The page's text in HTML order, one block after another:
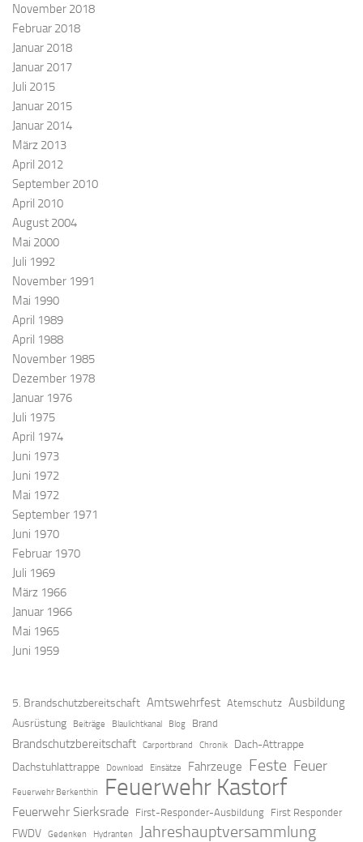
November 2018
Februar 2018
Januar 2018
Januar 2017
Juli 2015
Januar 2015
Januar 2014
März 2013
April 2012
September 2010
April 2010
August 2004
Mai 2000
Juli 1992
November 1991
Mai 1990
April 1989
April 1988
November 1985
Dezember 1978
Januar 1976
Juli 1975
April 1974
Juni 1973
Juni 1972
Mai 1972
September 1971
Juni 1970
Februar 1970
Juli 1969
März 1966
Januar 1966
Mai 1965
Juni 1959
5. Brandschutzbereitschaft Amtswehrfest Atemschutz Ausbildung
Ausrüstung Beiträge Blaulichtkanal Blog Brand
Brandschutzbereitschaft Carportbrand Chronik
Dach-Attrappe
Dachstuhlattrappe
Download Einsätze Fahrzeuge Feste Feuer
Feuerwehr Berkenthin Feuerwehr Kastorf
Feuerwehr Sierksrade First-Responder-Ausbildung First Responder
FWDV Gedenken Hydranten Jahreshauptversammlung